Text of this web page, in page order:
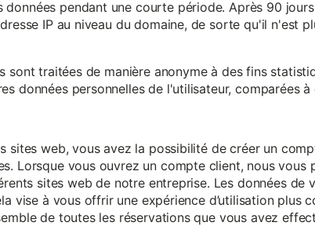
données pendant une courte période. Après 90
IP au niveau du domaine, de sorte qu'il n'est
sont traitées de manière anonyme à des fins
données personnelles de l'utilisateur, comparées
sites web, vous avez la possibilité de créer un
Lorsque vous ouvrez un compte client, nous vous
sites web de notre entreprise. Les données
vise à vous offrir une expérience d’utilisation
de toutes les réservations que vous avez